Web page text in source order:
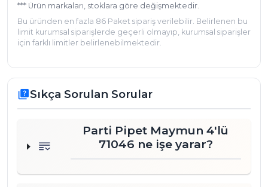
*** Ürün markaları, stoklara göre değişmektedir.
Bu üründen en fazla 86 Paket sipariş verilebilir. Belirlenen bu
limit kurumsal siparişlerde geçerli olmayıp, kurumsal siparişler
için farklı limitler belirlenebilmektedir.
quizSıkça Sorulan Sorular
Parti Pipet Maymun 4'lü
71046 ne işe yarar?